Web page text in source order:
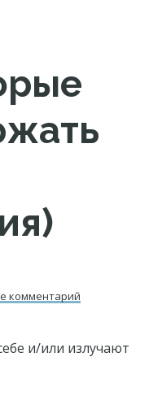
комментарий
и/или излучают